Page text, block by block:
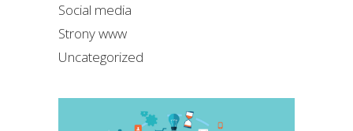
Social media
Strony www
Uncategorized